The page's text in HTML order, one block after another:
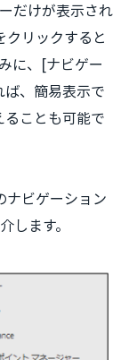
だけが表示され
リックすると
に、[ナビゲー
、簡易表示で
ことも可能で
ビゲーション
します。